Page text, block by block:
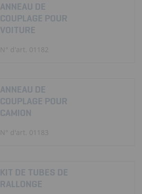
ANNEAU DE
COUPLAGE POUR
VOITURE
N° d'art. 01182
ANNEAU DE
COUPLAGE POUR
CAMION
N° d'art. 01183
KIT DE TUBES DE
RALLONGE